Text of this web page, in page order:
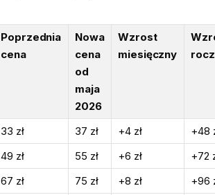
Poprzednia
cena
Nowa
cena
od
maja
2026
Wzrost
miesięczny
33 zł 37 zł +4 zł
+48
49 zł 55 zł +6 zł
+72
67 zł 75 zł +8 zł +96